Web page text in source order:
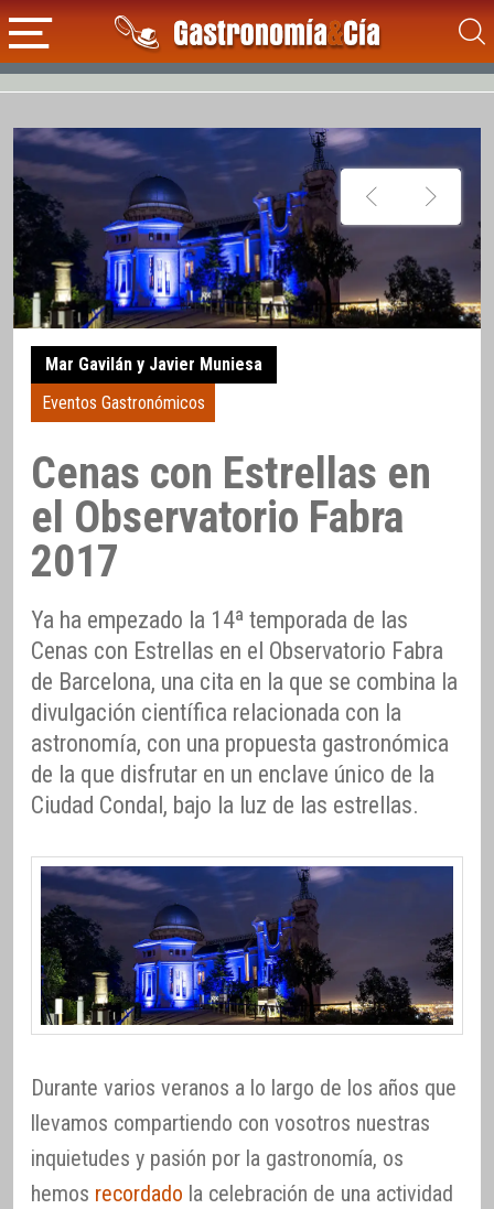
Mar Gavilán y Javier Muniesa
Eventos Gastronómicos
Cenas con Estrellas en
el Observatorio Fabra
2017
Ya ha empezado la 14ª temporada de las
Cenas con Estrellas en el Observatorio Fabra
de Barcelona, una cita en la que se combina la
divulgación científica relacionada con la
astronomía, con una propuesta gastronómica
de la que disfrutar en un enclave único de la
Ciudad Condal, bajo la luz de las estrellas.
Durante varios veranos a lo largo de los años que
llevamos compartiendo con vosotros nuestras
inquietudes y pasión por la gastronomía, os
hemos recordado la celebración de una actividad